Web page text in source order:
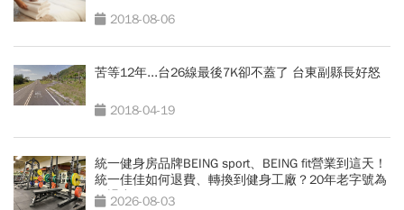
2018-08-06
苦等12年...台26線最後7K卻不蓋了 台東副縣長好怒
2018-04-19
統一健身房品牌BEING sport、BEING fit營業到這天！
統一佳佳如何退費、轉換到健身工廠？20年老字號為
何退出
2026-08-03